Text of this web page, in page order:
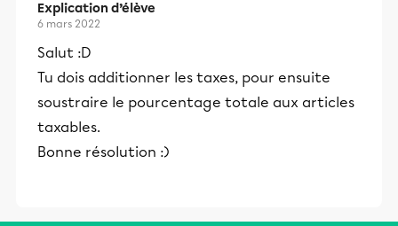
Explication d’élève
6 mars 2022
Salut :D
Tu dois additionner les taxes, pour ensuite
soustraire le pourcentage totale aux articles
taxables.
Bonne résolution :)